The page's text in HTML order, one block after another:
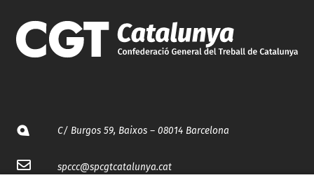
C/ Burgos 59, Baixos – 08014 Barcelona
spccc@spcgtcatalunya.cat